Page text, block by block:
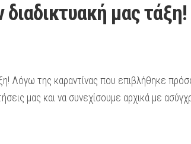
μας τάξη!
Λόγω της καραντίνας που επιβλήθηκε
μας και να συνεχίσουμε αρχικά με